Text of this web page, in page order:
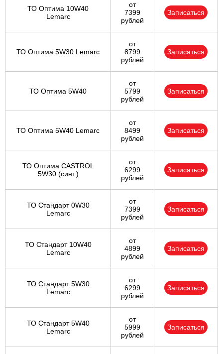
ТО Оптима 10W40
Lemarc
от
7399
рублей
Записаться
ТО Оптима 5W30 Lemarc
от
8799
рублей
Записаться
ТО Оптима 5W40
от
5799
рублей
Записаться
ТО Оптима 5W40 Lemarc
от
8499
рублей
Записаться
ТО Оптима CASTROL
5W30 (синт.)
от
6299
рублей
Записаться
ТО Стандарт 0W30
Lemarc
от
7399
рублей
Записаться
ТО Стандарт 10W40
Lemarc
от
4899
рублей
Записаться
ТО Стандарт 5W30
Lemarc
от
6299
рублей
Записаться
ТО Стандарт 5W40
Lemarc
от
5999
рублей
Записаться